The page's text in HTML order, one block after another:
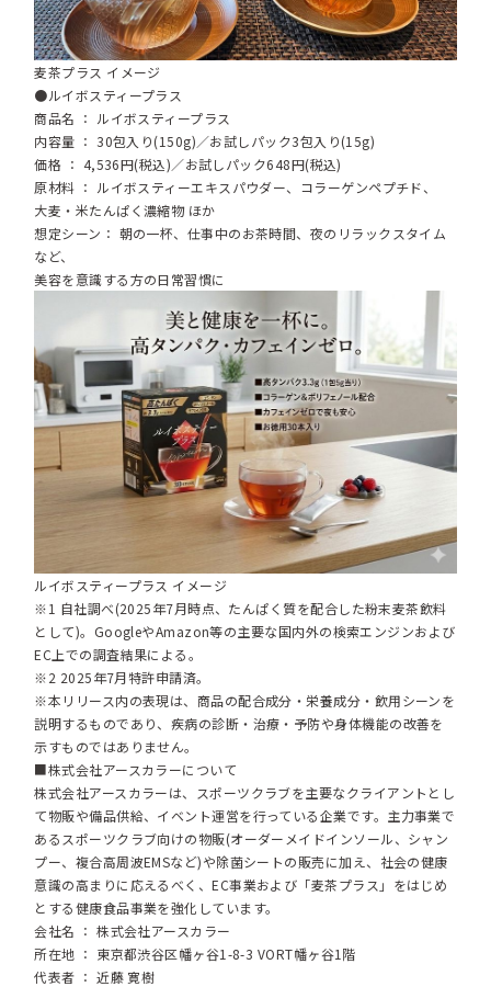
麦茶プラス イメージ
●ルイボスティープラス
商品名 ： ルイボスティープラス
内容量 ： 30包入り(150g)／お試しパック3包入り(15g)
価格 ： 4,536円(税込)／お試しパック648円(税込)
原材料 ： ルイボスティーエキスパウダー、コラーゲンペプチド、
大麦・米たんぱく濃縮物 ほか
想定シーン： 朝の一杯、仕事中のお茶時間、夜のリラックスタイム
など、
美容を意識する方の日常習慣に
ルイボスティープラス イメージ
※1 自社調べ(2025年7月時点、たんぱく質を配合した粉末麦茶飲料
として)。GoogleやAmazon等の主要な国内外の検索エンジンおよび
EC上での調査結果による。
※2 2025年7月特許申請済。
※本リリース内の表現は、商品の配合成分・栄養成分・飲用シーンを
説明するものであり、疾病の診断・治療・予防や身体機能の改善を
示すものではありません。
■株式会社アースカラーについて
株式会社アースカラーは、スポーツクラブを主要なクライアントとし
て物販や備品供給、イベント運営を行っている企業です。主力事業で
あるスポーツクラブ向けの物販(オーダーメイドインソール、シャン
プー、複合高周波EMSなど)や除菌シートの販売に加え、社会の健康
意識の高まりに応えるべく、EC事業および「麦茶プラス」をはじめ
とする健康食品事業を強化しています。
会社名 ： 株式会社アースカラー
所在地 ： 東京都渋谷区幡ヶ谷1-8-3 VORT幡ヶ谷1階
代表者 ： 近藤 寛樹